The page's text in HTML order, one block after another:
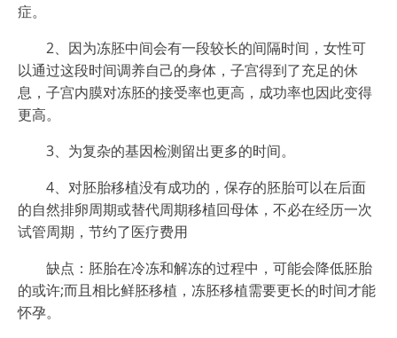
症。
2、因为冻胚中间会有一段较长的间隔时间，女性可
以通过这段时间调养自己的身体，子宫得到了充足的休
息，子宫内膜对冻胚的接受率也更高，成功率也因此变得
更高。
3、为复杂的基因检测留出更多的时间。
4、对胚胎移植没有成功的，保存的胚胎可以在后面
的自然排卵周期或替代周期移植回母体，不必在经历一次
试管周期，节约了医疗费用
缺点：胚胎在冷冻和解冻的过程中，可能会降低胚胎
的或许;而且相比鲜胚移植，冻胚移植需要更长的时间才能
怀孕。